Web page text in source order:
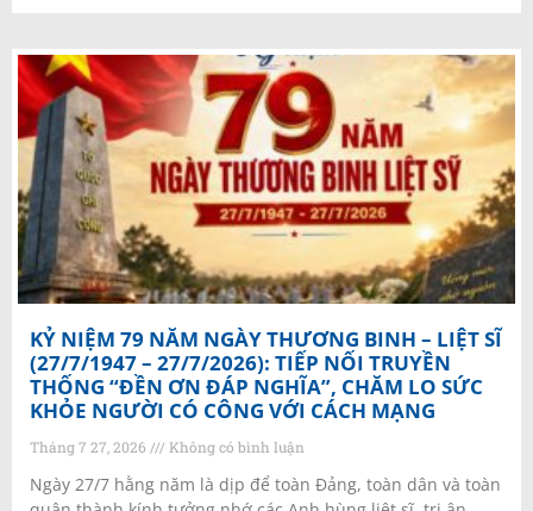
KỶ NIỆM 79 NĂM NGÀY THƯƠNG BINH – LIỆT SĨ
(27/7/1947 – 27/7/2026): TIẾP NỐI TRUYỀN
THỐNG “ĐỀN ƠN ĐÁP NGHĨA”, CHĂM LO SỨC
KHỎE NGƯỜI CÓ CÔNG VỚI CÁCH MẠNG
Tháng 7 27, 2026 Không có bình luận
Ngày 27/7 hằng năm là dịp để toàn Đảng, toàn dân và toàn